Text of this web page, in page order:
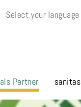
Select your language
als Partner sanitas